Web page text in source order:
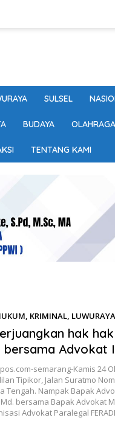
SULSEL
BUDAYA OLAHRAGA
TENTANG KAMI
, KRIMINAL, LUWURAYA
hak
bersama Advokat
semarang-Kamis 24
Tipikor, Jalan Suratmo
Tengah. Nampak Bapak
bersama Bapak Advokat
Advokat Paralegal